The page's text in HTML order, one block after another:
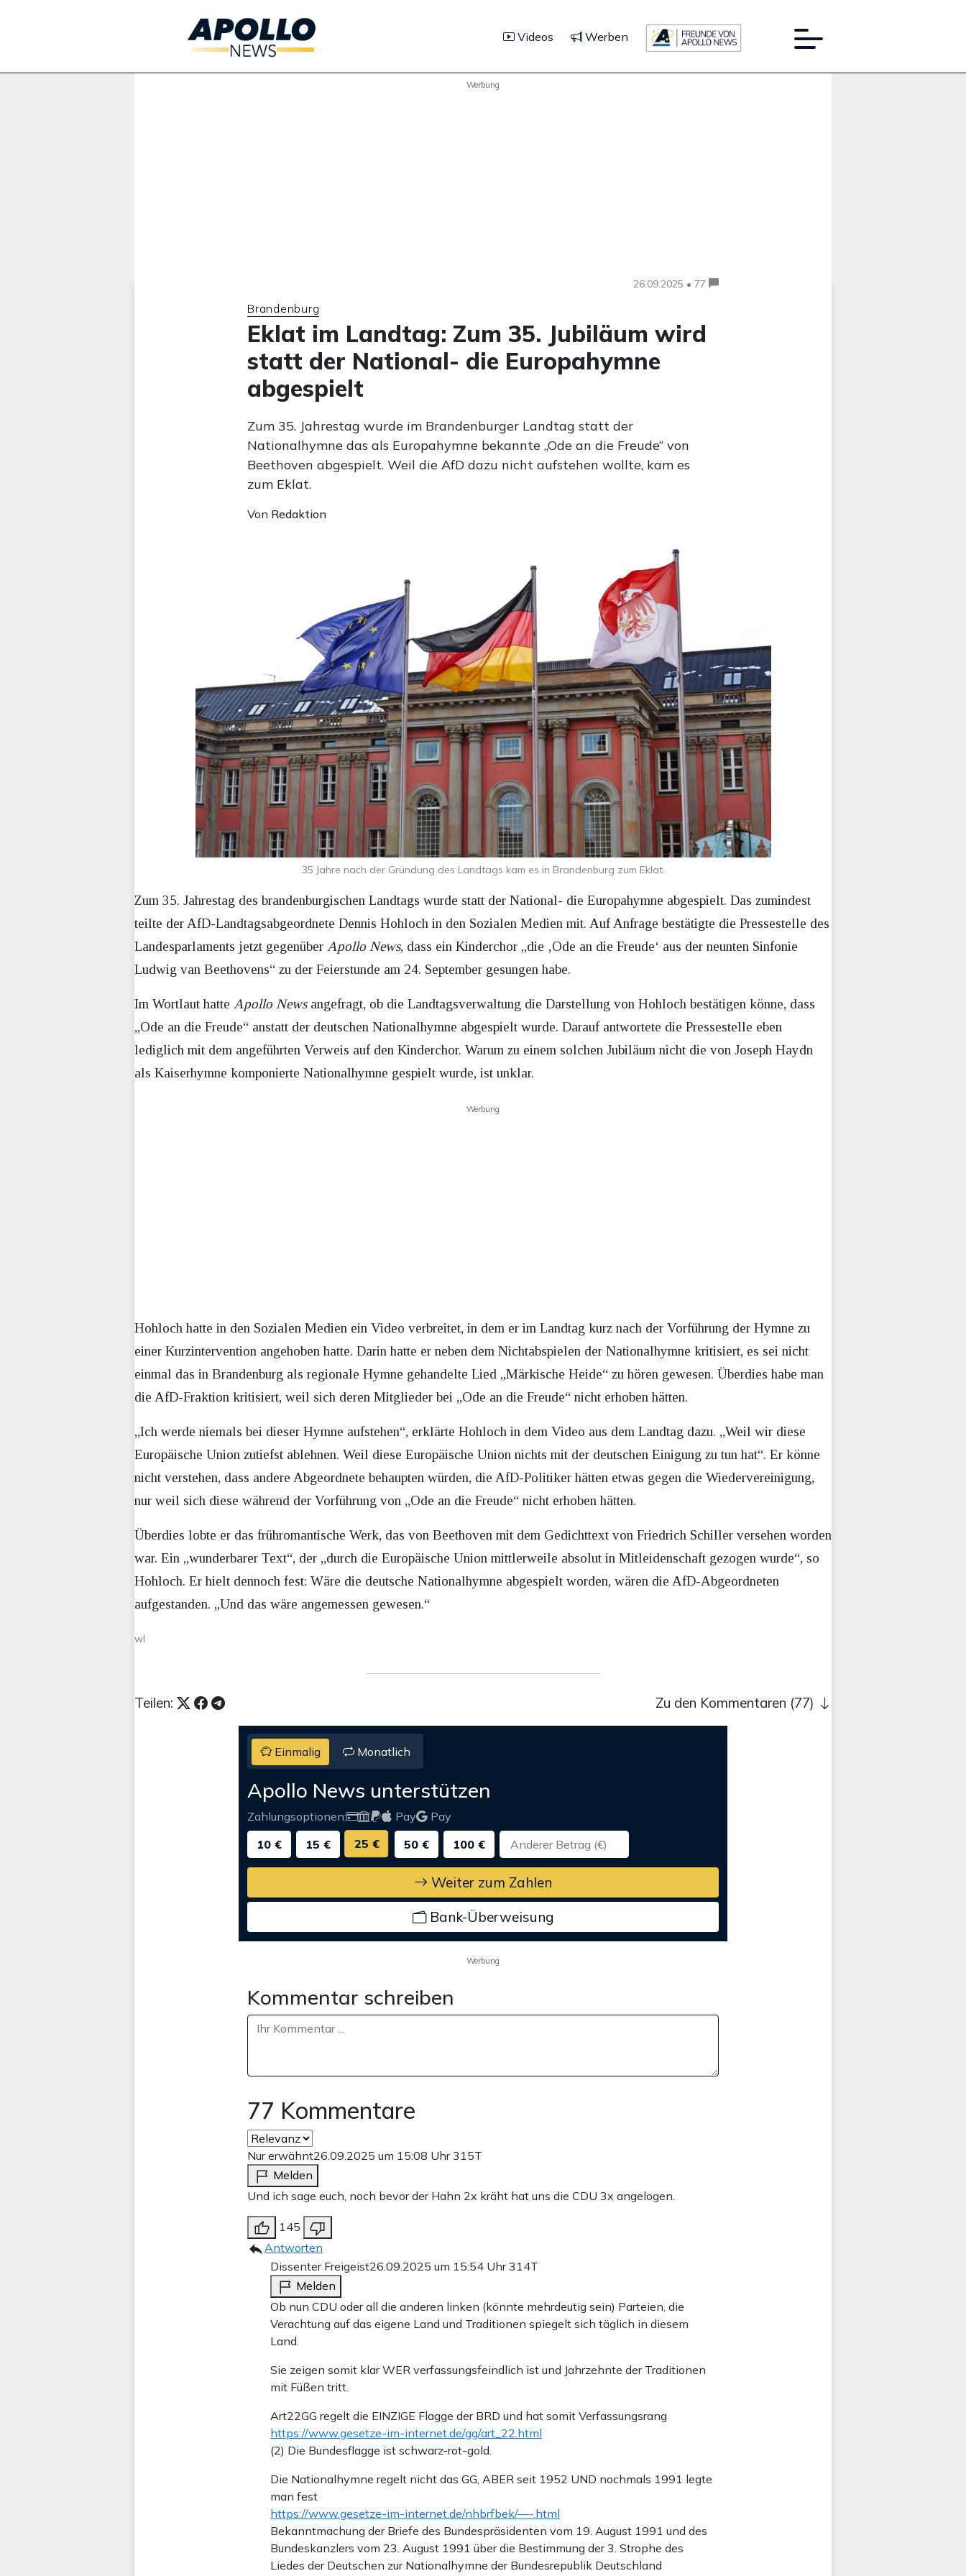
Videos Werben
Werbung
26.09.2025 • 77
Brandenburg
Eklat im Landtag: Zum 35. Jubiläum wird
statt der National- die Europahymne
abgespielt
Zum 35. Jahrestag wurde im Brandenburger Landtag statt der
Nationalhymne das als Europahymne bekannte „Ode an die Freude“ von
Beethoven abgespielt. Weil die AfD dazu nicht aufstehen wollte, kam es
zum Eklat.
Von Redaktion
35 Jahre nach der Gründung des Landtags kam es in Brandenburg zum Eklat.
Zum 35. Jahrestag des brandenburgischen Landtags wurde statt der National- die Europahymne abgespielt. Das zumindest
teilte der AfD-Landtagsabgeordnete Dennis Hohloch in den Sozialen Medien mit. Auf Anfrage bestätigte die Pressestelle des
Landesparlaments jetzt gegenüber Apollo News, dass ein Kinderchor „die ‚Ode an die Freude‘ aus der neunten Sinfonie
Ludwig van Beethovens“ zu der Feierstunde am 24. September gesungen habe.
Im Wortlaut hatte Apollo Newsangefragt, ob die Landtagsverwaltung die Darstellung von Hohloch bestätigen könne, dass
„Ode an die Freude“ anstatt der deutschen Nationalhymne abgespielt wurde. Darauf antwortete die Pressestelle eben
lediglich mit dem angeführten Verweis auf den Kinderchor. Warum zu einem solchen Jubiläum nicht die von Joseph Haydn
als Kaiserhymne komponierte Nationalhymne gespielt wurde, ist unklar.
Werbung
Hohloch hatte in den Sozialen Medien ein Video verbreitet, in dem er im Landtag kurz nach der Vorführung der Hymne zu
einer Kurzintervention angehoben hatte. Darin hatte er neben dem Nichtabspielen der Nationalhymne kritisiert, es sei nicht
einmal das in Brandenburg als regionale Hymne gehandelte Lied „Märkische Heide“ zu hören gewesen. Überdies habe man
die AfD-Fraktion kritisiert, weil sich deren Mitglieder bei „Ode an die Freude“ nicht erhoben hätten.
„Ich werde niemals bei dieser Hymne aufstehen“, erklärte Hohloch in dem Video aus dem Landtag dazu. „Weil wir diese
Europäische Union zutiefst ablehnen. Weil diese Europäische Union nichts mit der deutschen Einigung zu tun hat“. Er könne
nicht verstehen, dass andere Abgeordnete behaupten würden, die AfD-Politiker hätten etwas gegen die Wiedervereinigung,
nur weil sich diese während der Vorführung von „Ode an die Freude“ nicht erhoben hätten.
Überdies lobte er das frühromantische Werk, das von Beethoven mit dem Gedichttext von Friedrich Schiller versehen worden
war. Ein „wunderbarer Text“, der „durch die Europäische Union mittlerweile absolut in Mitleidenschaft gezogen wurde“, so
Hohloch. Er hielt dennoch fest: Wäre die deutsche Nationalhymne abgespielt worden, wären die AfD-Abgeordneten
aufgestanden. „Und das wäre angemessen gewesen.“
wl
Teilen: Zu den Kommentaren (77)
Einmalig Monatlich
Apollo News unterstützen
Zahlungsoptionen: Pay
Pay
10 €
15 € 25 € 50 € 100 €
Weiter zum Zahlen
Bank-Überweisung
Werbung
Kommentar schreiben
77 Kommentare
Nur erwähnt26.09.2025 um 15:08 Uhr315T
Melden
Und ich sage euch, noch bevor der Hahn 2x kräht hat uns die CDU 3x angelogen.
145
Antworten
Dissenter Freigeist26.09.2025 um 15:54 Uhr314T
Melden
Ob nun CDU oder all die anderen linken (könnte mehrdeutig sein) Parteien, die
Verachtung auf das eigene Land und Traditionen spiegelt sich täglich in diesem
Land.
Sie zeigen somit klar WER verfassungsfeindlich ist und Jahrzehnte der Traditionen
mit Füßen tritt.
Art22GG regelt die EINZIGE Flagge der BRD und hat somit Verfassungsrang
https://www.gesetze-im-internet.de/gg/art_22.html
(2) Die Bundesflagge ist schwarz-rot-gold.
Die Nationalhymne regelt nicht das GG, ABER seit 1952 UND nochmals 1991 legte
man fest
https://www.gesetze-im-internet.de/nhbrfbek/—-.html
Bekanntmachung der Briefe des Bundespräsidenten vom 19. August 1991 und des
Bundeskanzlers vom 23. August 1991 über die Bestimmung der 3. Strophe des
Liedes der Deutschen zur Nationalhymne der Bundesrepublik Deutschland